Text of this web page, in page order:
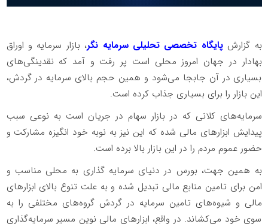
به گزارشپایگاه تخصصی تحلیلی سرمایه نگر، بازار سرمایه و اوراق
بهادار در جهان امروز محلی است پر رفت و آمد که نقدینگی‌های
بسیاری در آن جابجا می‌شود و همین حجم بالای سرمایه در گردش،
این بازار را برای بسیاری جذاب کرده است.
سرمایه‌های کلانی که در بازار سهام در جریان است به نوعی سبب
پیدایش ابزارهای مالی شده که این نیز به نوبه خود انگیزه مشارکت و
حضور عموم مردم را در این بازار بالا برده است.
به همین جهت، بورس در دنیای سرمایه گذاری به محلی مناسب و
امن برای تامین منابع مالی تبدیل شده و به علت تنوع بالای ابزارهای
مالی و شیوه‌های تامین سرمایه در گردش گروه‌های مختلفی را به
سوی خود می‌کشاند. در واقع، ابزارهای مالی نوین مسیر سرمایه‌گذاری